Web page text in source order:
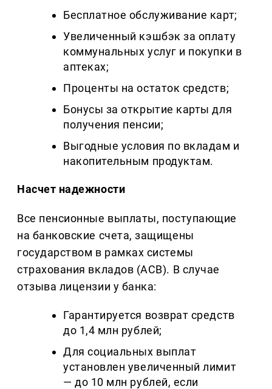
Бесплатное обслуживание карт;
Увеличенный кэшбэк за оплату
коммунальных услуг и покупки в
аптеках;
Проценты на остаток средств;
Бонусы за открытие карты для
получения пенсии;
Выгодные условия по вкладам и
накопительным продуктам.
Насчет надежности
Все пенсионные выплаты, поступающие
на банковские счета, защищены
государством в рамках системы
страхования вкладов (АСВ). В случае
отзыва лицензии у банка:
Гарантируется возврат средств
до 1,4 млн рублей;
Для социальных выплат
установлен увеличенный лимит
— до 10 млн рублей, если